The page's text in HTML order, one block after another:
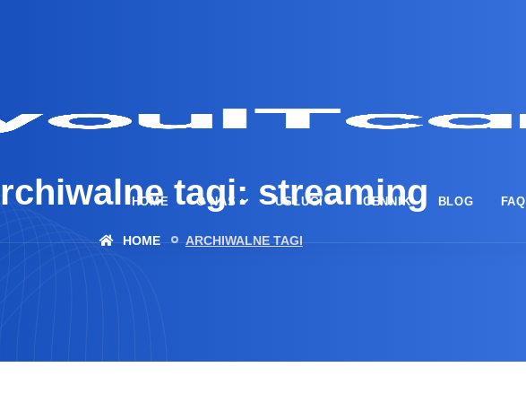
HOME O NAS USŁUGI CENNIK BLOG FAQ
tagi: streaming
HOME ARCHIWALNE TAGI